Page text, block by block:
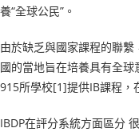
養“全球公民”。
由於缺乏與國家課程的聯
國的當地旨在培養具有全
915所學校[1]提供IB課程，
IBDP在評分系統方面區分